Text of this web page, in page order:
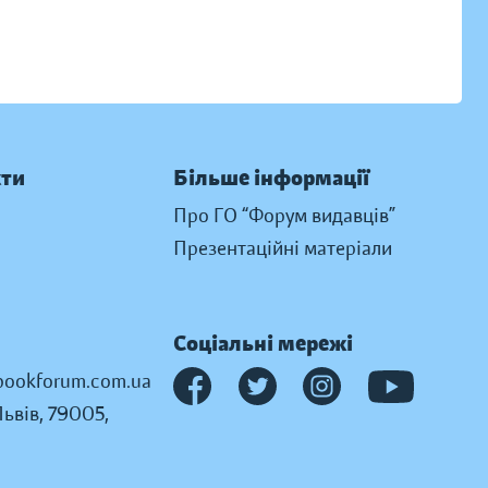
Більше інформації
Про ГО “Форум видавців”
Презентаційні матеріали
79005,
Соціальні мережі